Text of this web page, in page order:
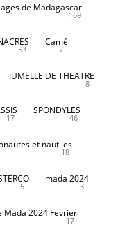
de Madagascar
169
53
Camé
7
JUMELLE DE THEATRE
8
17
SPONDYLES
46
et nautiles
18
5
mada 2024
3
Mada 2024 Fevrier
17